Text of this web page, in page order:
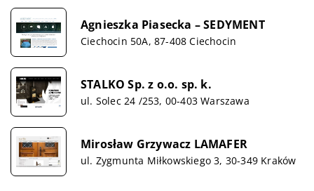
Agnieszka Piasecka – SEDYMENT
Ciechocin 50A, 87-408 Ciechocin
STALKO Sp. z o.o. sp. k.
ul. Solec 24 /253, 00-403 Warszawa
Mirosław Grzywacz LAMAFER
ul. Zygmunta Miłkowskiego 3, 30-349 Kraków